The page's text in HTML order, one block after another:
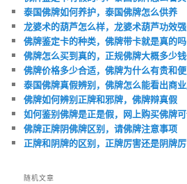
泰国佛牌如何养护，泰国佛牌怎么供养
龙婆术的葫芦怎么样，龙婆术葫芦功效
佛牌鉴定卡的种类，佛牌带卡就是真的吗
佛牌怎么买到真的，正规佛牌大概多少
佛牌价格多少合适，佛牌为什么有贵和
泰国佛牌真假辨别，佛牌怎么能看出商
佛牌如何辨别正牌和邪牌，佛牌辩真假
如何鉴别佛牌是正是假，网上购买佛牌
佛牌正牌阴佛牌区别，请佛牌注意事项
正牌和阴牌的区别，正牌厉害还是阴牌
随机文章